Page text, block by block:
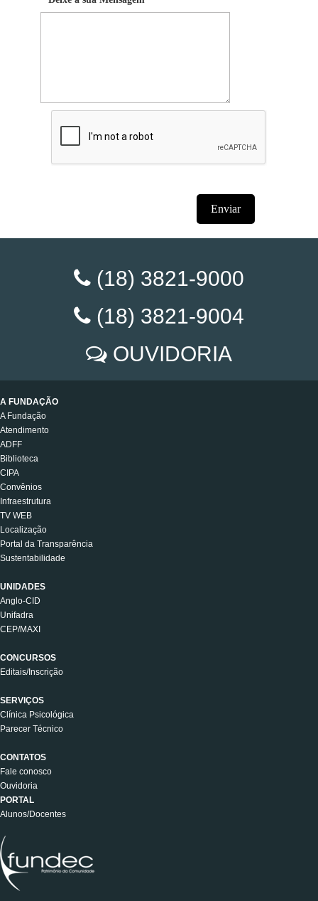
(18) 3821-9000
(18) 3821-9004
OUVIDORIA
A FUNDAÇÃO
A Fundação
Atendimento
ADFF
Biblioteca
CIPA
Convênios
Infraestrutura
TV WEB
Localização
Portal da Transparência
Sustentabilidade
UNIDADES
Anglo-CID
Unifadra
CEP/MAXI
CONCURSOS
Editais/Inscrição
SERVIÇOS
Clínica Psicológica
Parecer Técnico
CONTATOS
Fale conosco
Ouvidoria
PORTAL
Alunos/Docentes